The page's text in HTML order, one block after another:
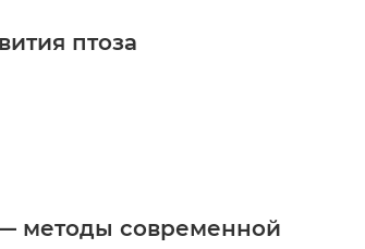
птоза
— методы современной